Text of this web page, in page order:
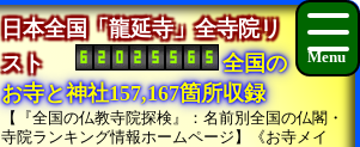
日本全国「龍延寺」全寺院リ
スト
全国の
お寺と神社157,167箇所収録
【『全国の仏教寺院探検』：名前別全国の仏閣・
寺院ランキング情報ホームページ】《お寺メイ